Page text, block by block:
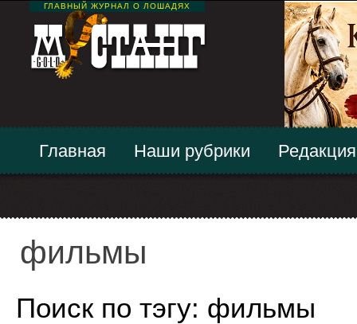
ГЛАВНЫЙ ЖУРНАЛ О ЛОШАДЯХ
Главная Наши рубрики Редакция
фильмы
Поиск по тэгу: фильмы